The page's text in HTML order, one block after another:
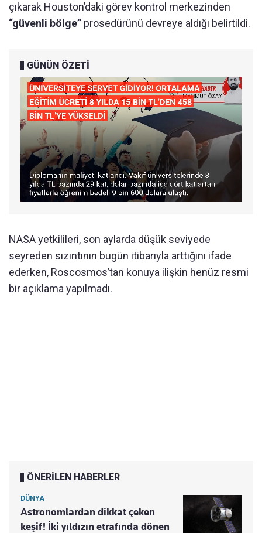
çıkarak Houston’daki görev kontrol merkezinden
“güvenli bölge” prosedürünü devreye aldığı belirtildi.
GÜNÜN ÖZETİ
NASA yetkilileri, son aylarda düşük seviyede
seyreden sızıntının bugün itibarıyla arttığını ifade
ederken, Roscosmos’tan konuya ilişkin henüz resmi
bir açıklama yapılmadı.
ÖNERİLEN HABERLER
DÜNYA
Astronomlardan dikkat çeken
keşif! İki yıldızın etrafında dönen